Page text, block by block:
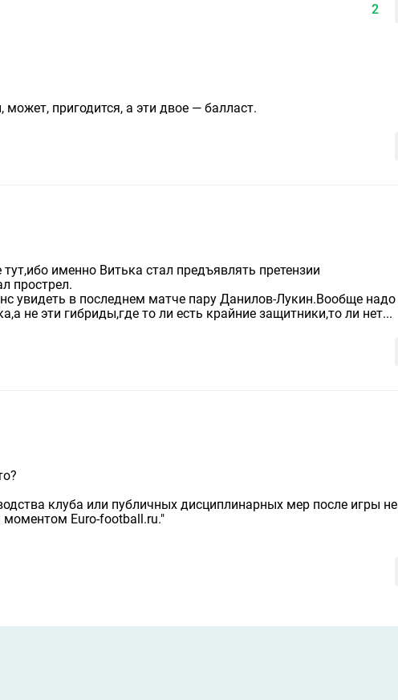
2
пригодится, а эти двое — балласт.
именно Витька стал предъявлять претензии
прострел.
увидеть в последнем матче пару Данилов-Лукин.Вообще надо
не эти гибриды,где то ли есть крайние защитники,то ли нет...
клуба или публичных дисциплинарных мер после игры не
моментом Euro-football.ru."